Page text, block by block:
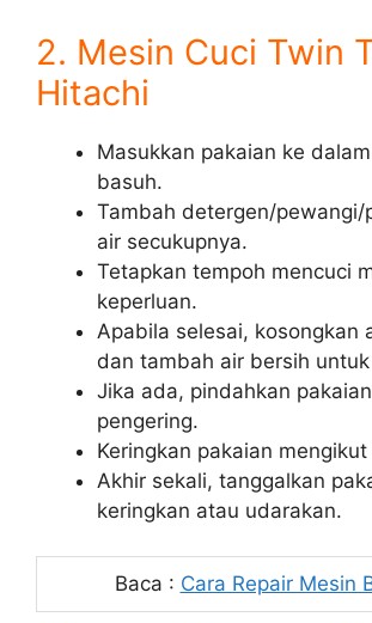
2. Mesin Cuci Twin
Hitachi
Masukkan pakaian ke
basuh.
Tambah detergen/pewangi/
air secukupnya.
Tetapkan tempoh mencuci
keperluan.
Apabila selesai, kosongkan
dan tambah air bersih
Jika ada, pindahkan
pengering.
Keringkan pakaian
Akhir sekali, tanggalkan
keringkan atau udarakan.
Baca : Cara Repair Mesin